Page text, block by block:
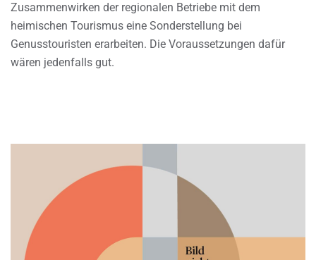
Zusammenwirken der regionalen Betriebe mit dem
heimischen Tourismus eine Sonderstellung bei
Genusstouristen erarbeiten. Die Voraussetzungen dafür
wären jedenfalls gut.